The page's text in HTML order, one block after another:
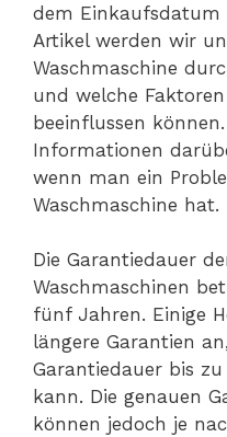
dem Einkaufsdatum
Artikel werden wir
Waschmaschine
und welche
beeinflussen
Informationen
wenn man ein
Waschmaschine hat.
Die Garantiedauer
Waschmaschinen
fünf Jahren. Einige
längere Garantien
Garantiedauer bis
kann. Die genauen
können jedoch je